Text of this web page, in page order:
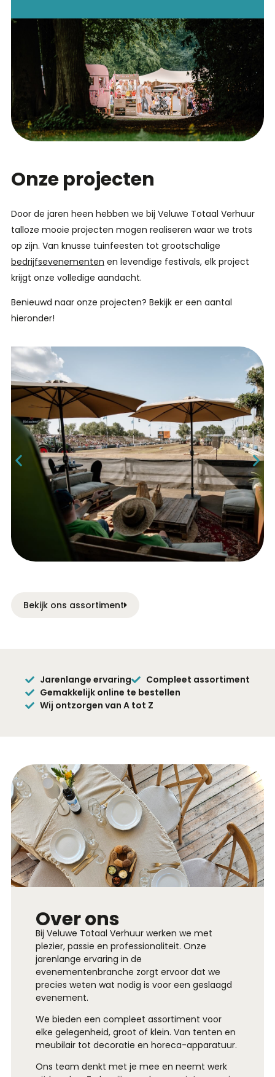
Onze projecten
Door de jaren heen hebben we bij Veluwe Totaal Verhuur
talloze mooie projecten mogen realiseren waar we trots
op zijn. Van knusse tuinfeesten tot grootschalige
bedrijfsevenementen en levendige festivals, elk project
krijgt onze volledige aandacht.
Benieuwd naar onze projecten? Bekijk er een aantal
hieronder!
Bekijk ons assortiment
Jarenlange ervaring
Compleet assortiment
Gemakkelijk online te bestellen
Wij ontzorgen van A tot Z
Over ons
Bij Veluwe Totaal Verhuur werken we met
plezier, passie en professionaliteit. Onze
jarenlange ervaring in de
evenementenbranche zorgt ervoor dat we
precies weten wat nodig is voor een geslaagd
evenement.
We bieden een compleet assortiment voor
elke gelegenheid, groot of klein. Van tenten en
meubilair tot decoratie en horeca-apparatuur.
Ons team denkt met je mee en neemt werk